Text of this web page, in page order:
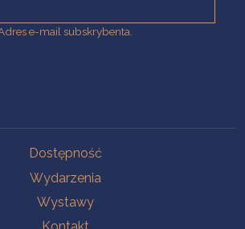
e-mail subskrybenta.
Dostępność
Wydarzenia
Wystawy